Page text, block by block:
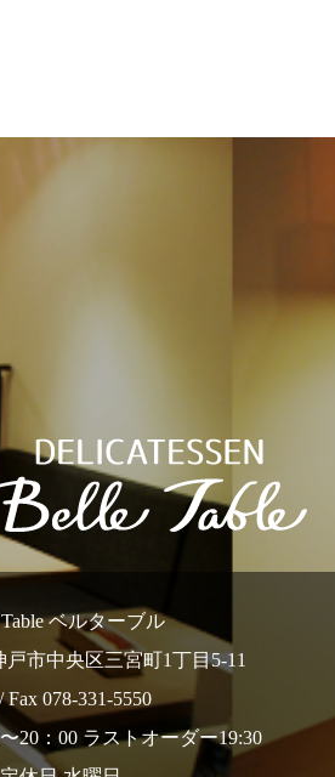
ベルターブル
市中央区三宮町1丁目5-11
Fax 078-331-5550
20：00 ラストオーダー19:30